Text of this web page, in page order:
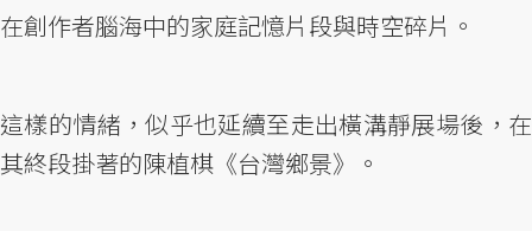
在創作者腦海中的家庭記憶片段與時空碎片。
這樣的情緒，似乎也延續至走出橫溝靜展場後，在
其終段掛著的陳植棋《台灣鄉景》。